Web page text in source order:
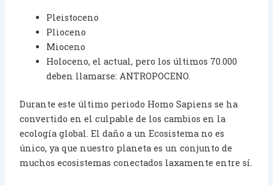
Pleistoceno
Plioceno
Mioceno
Holoceno, el actual, pero los últimos 70.000
deben llamarse: ANTROPOCENO.
Durante este último periodo Homo Sapiens se ha
convertido en el culpable de los cambios en la
ecología global. El daño a un Ecosistema no es
único, ya que nuestro planeta es un conjunto de
muchos ecosistemas conectados laxamente entre sí.